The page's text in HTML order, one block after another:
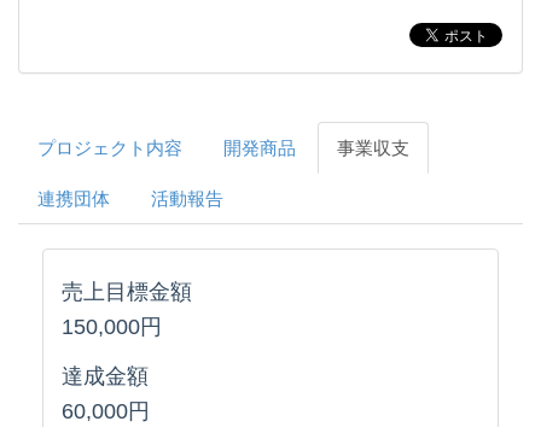
プロジェクト内容 開発商品 事業収支
連携団体 活動報告
売上目標金額
150,000円
達成金額
60,000円